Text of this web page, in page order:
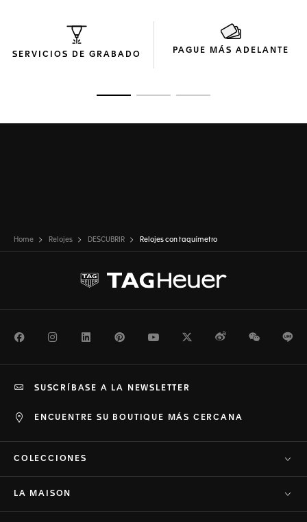
SERVICIOS DE GRABADO PAGUE MÁS ADELANTE
Home Relojes DESCUBRIR Relojes con taquímetro
FacebookInstagramLinkedInPinterestYoutubeTwitterWeiboWeChat
ENCUENTRE SU BOUTIQUE MÁS CERCANA
SUSCRÍBASE A LA NEWSLETTER
COLECCIONES
LA MAISON